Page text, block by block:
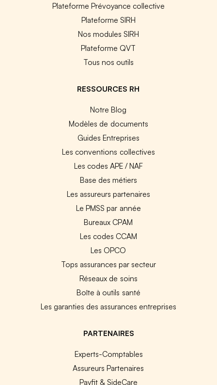
Plateforme Prévoyance collective
Plateforme SIRH
Nos modules SIRH
Plateforme QVT
Tous nos outils
RESSOURCES RH
Notre Blog
Modèles de documents
Guides Entreprises
Les conventions collectives
Les codes APE / NAF
Base des métiers
Les assureurs partenaires
Le PMSS par année
Bureaux CPAM
Les codes CCAM
Les OPCO
Tops assurances par secteur
Réseaux de soins
Boîte à outils santé
Les garanties des assurances entreprises
PARTENAIRES
Experts-Comptables
Assureurs Partenaires
Payfit & SideCare